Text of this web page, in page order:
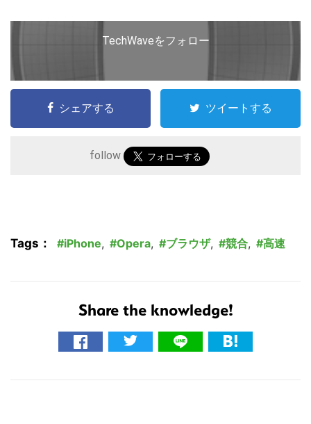
TechWaveをフォロー
シェアする ツイートする
follow
Tags： iPhone, Opera, ブラウザ, 競合, 高速
Share the knowledge!
サ